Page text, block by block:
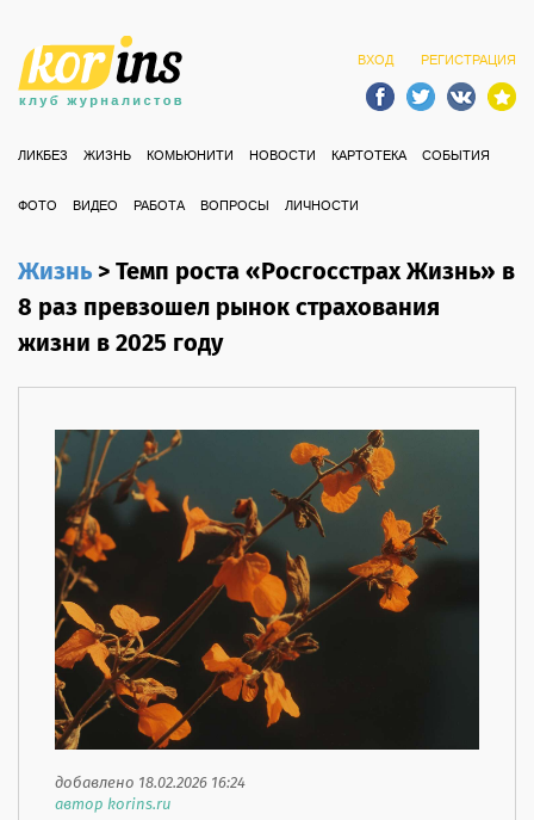
ВХОД РЕГИСТРАЦИЯ
ЛИКБЕЗ ЖИЗНЬ КОМЬЮНИТИ НОВОСТИ КАРТОТЕКА СОБЫТИЯ
ФОТО ВИДЕО РАБОТА ВОПРОСЫ ЛИЧНОСТИ
Жизнь>Темп роста «Росгосстрах Жизнь» в
8 раз превзошел рынок страхования
жизни в 2025 году
добавлено 18.02.2026 16:24
автор korins.ru